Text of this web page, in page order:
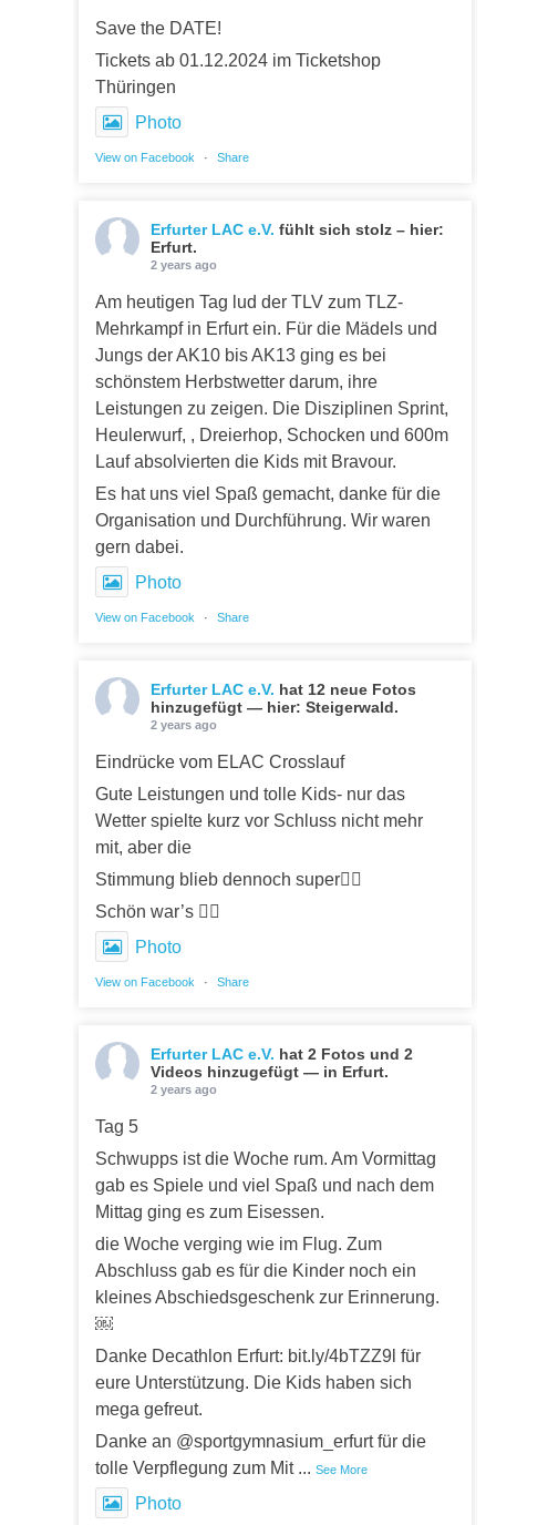
Save the DATE!
Tickets ab 01.12.2024 im Ticketshop
Thüringen
Photo
View on Facebook · Share
Erfurter LAC e.V. fühlt sich stolz – hier:
Erfurt.
2 years ago
Am heutigen Tag lud der TLV zum TLZ-
Mehrkampf in Erfurt ein. Für die Mädels und
Jungs der AK10 bis AK13 ging es bei
schönstem Herbstwetter darum, ihre
Leistungen zu zeigen. Die Disziplinen Sprint,
Heulerwurf, , Dreierhop, Schocken und 600m
Lauf absolvierten die Kids mit Bravour.
Es hat uns viel Spaß gemacht, danke für die
Organisation und Durchführung. Wir waren
gern dabei.
Photo
View on Facebook · Share
Erfurter LAC e.V. hat 12 neue Fotos
hinzugefügt — hier: Steigerwald.
2 years ago
Eindrücke vom ELAC Crosslauf
Gute Leistungen und tolle Kids- nur das
Wetter spielte kurz vor Schluss nicht mehr
mit, aber die
Stimmung blieb dennoch super👍🏼
Schön war’s 👍🏼
Photo
View on Facebook · Share
Erfurter LAC e.V. hat 2 Fotos und 2
Videos hinzugefügt — in Erfurt.
2 years ago
Tag 5
Schwupps ist die Woche rum. Am Vormittag
gab es Spiele und viel Spaß und nach dem
Mittag ging es zum Eisessen.
die Woche verging wie im Flug. Zum
Abschluss gab es für die Kinder noch ein
kleines Abschiedsgeschenk zur Erinnerung.
￼
Danke Decathlon Erfurt: bit.ly/4bTZZ9l für
eure Unterstützung. Die Kids haben sich
mega gefreut.
Danke an @sportgymnasium_erfurt für die
tolle Verpflegung zum Mit ...See More
Photo